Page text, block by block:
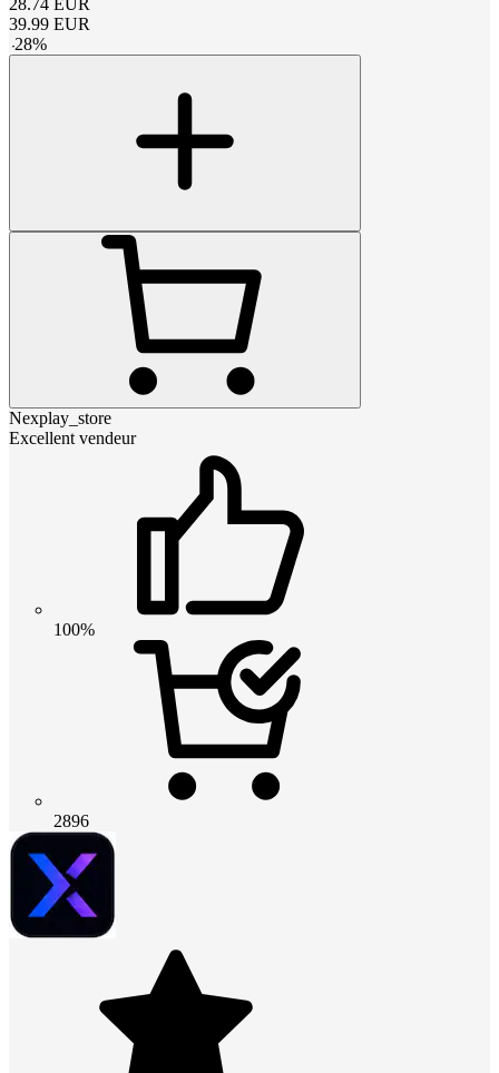
39.99 EUR
-28%
Nexplay_store
Excellent vendeur
100%
2896